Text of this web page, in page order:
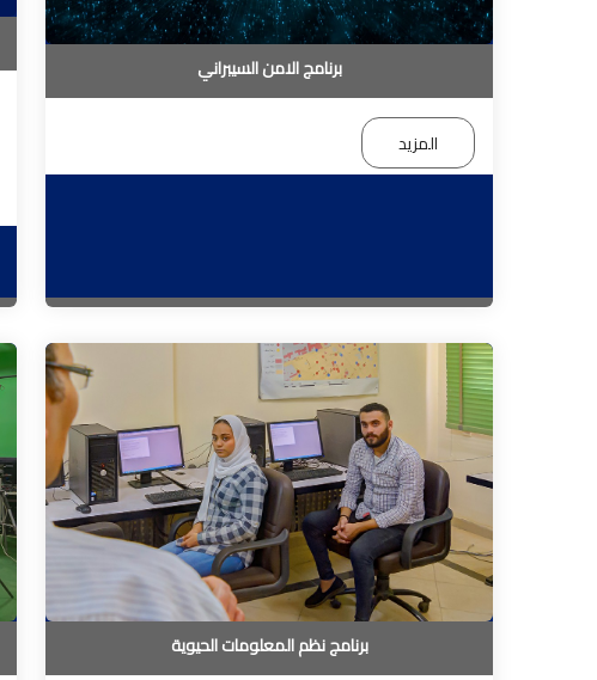
برنامج الامن السيبراني
المزيد
برنامج نظم المعلومات الحيوية